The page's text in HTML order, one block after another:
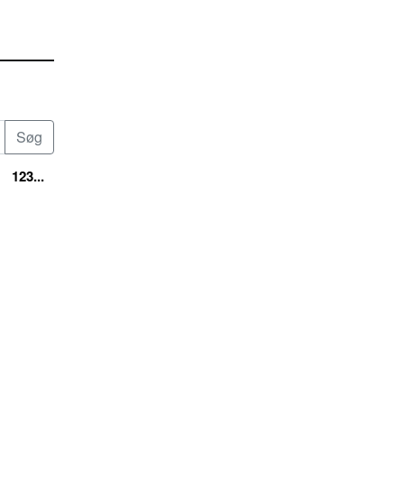
123...